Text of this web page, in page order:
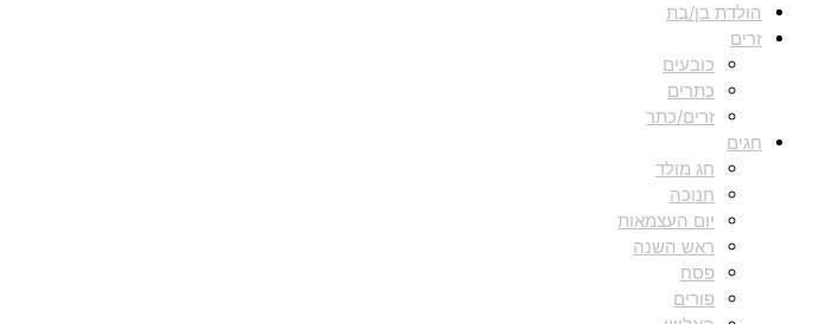
הולדת בן/בת
זרים
כובעים
כתרים
זרים/כתר
חגים
חג מולד
חנוכה
יום העצמאות
ראש השנה
פסח
פורים